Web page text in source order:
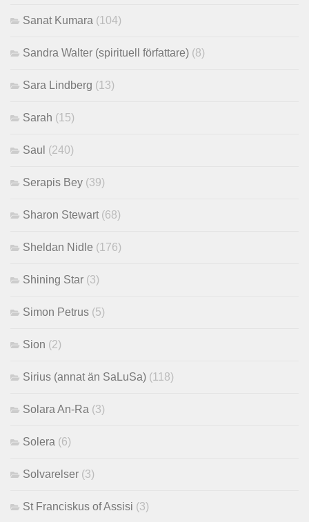
Sanat Kumara (104)
Sandra Walter (spirituell författare) (8)
Sara Lindberg (13)
Sarah (15)
Saul (240)
Serapis Bey (39)
Sharon Stewart (68)
Sheldan Nidle (176)
Shining Star (3)
Simon Petrus (5)
Sion (2)
Sirius (annat än SaLuSa) (118)
Solara An-Ra (3)
Solera (6)
Solvarelser (3)
St Franciskus of Assisi (3)